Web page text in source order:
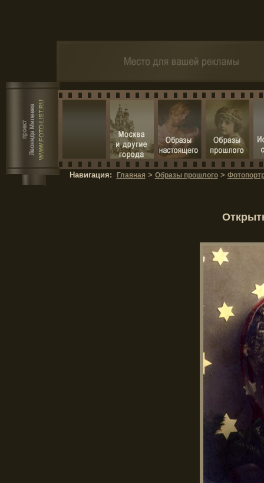
Навигация: Главная > Образы прошлого >